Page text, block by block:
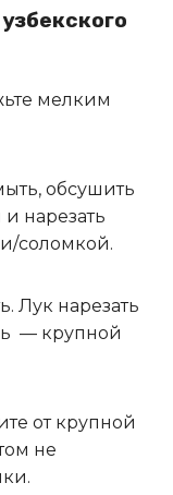
мелким
обсушить
нарезать
соломкой.
Лук нарезать
— крупной
от крупной
не